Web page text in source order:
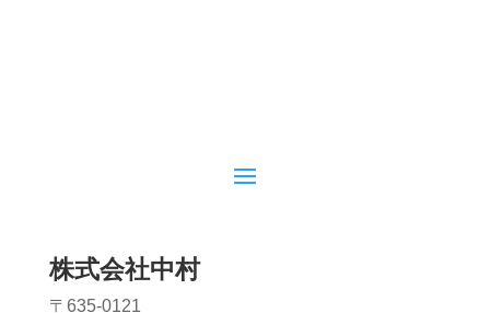
株式会社中村
〒635-0121